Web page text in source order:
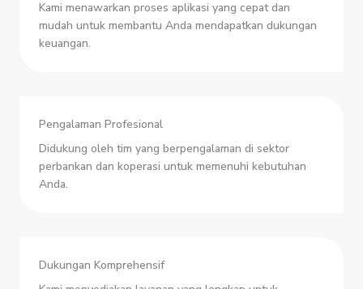
Kami menawarkan proses aplikasi yang cepat dan
mudah untuk membantu Anda mendapatkan dukungan
keuangan.
Pengalaman Profesional
Didukung oleh tim yang berpengalaman di sektor
perbankan dan koperasi untuk memenuhi kebutuhan
Anda.
Dukungan Komprehensif